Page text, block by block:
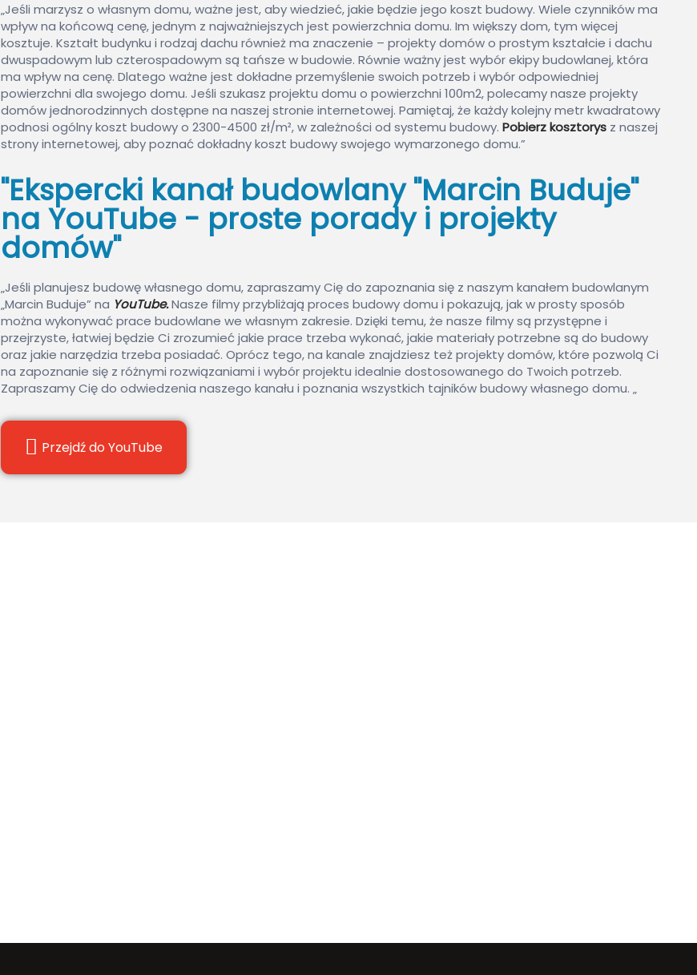
„Jeśli marzysz o własnym domu, ważne jest, aby wiedzieć, jakie będzie jego koszt budowy. Wiele czynników ma
wpływ na końcową cenę, jednym z najważniejszych jest powierzchnia domu. Im większy dom, tym więcej
kosztuje. Kształt budynku i rodzaj dachu również ma znaczenie – projekty domów o prostym kształcie i dachu
dwuspadowym lub czterospadowym są tańsze w budowie. Równie ważny jest wybór ekipy budowlanej, która
ma wpływ na cenę. Dlatego ważne jest dokładne przemyślenie swoich potrzeb i wybór odpowiedniej
powierzchni dla swojego domu. Jeśli szukasz projektu domu o powierzchni 100m2, polecamy nasze projekty
domów jednorodzinnych dostępne na naszej stronie internetowej. Pamiętaj, że każdy kolejny metr kwadratowy
podnosi ogólny koszt budowy o 2300-4500 zł/m², w zależności od systemu budowy. Pobierz kosztorysz naszej
strony internetowej, aby poznać dokładny koszt budowy swojego wymarzonego domu.”
"Ekspercki kanał budowlany "Marcin Buduje"
na YouTube - proste porady i projekty
domów"
„Jeśli planujesz budowę własnego domu, zapraszamy Cię do zapoznania się z naszym kanałem budowlanym
„Marcin Buduje” na YouTube.Nasze filmy przybliżają proces budowy domu i pokazują, jak w prosty sposób
można wykonywać prace budowlane we własnym zakresie. Dzięki temu, że nasze filmy są przystępne i
przejrzyste, łatwiej będzie Ci zrozumieć jakie prace trzeba wykonać, jakie materiały potrzebne są do budowy
oraz jakie narzędzia trzeba posiadać. Oprócz tego, na kanale znajdziesz też projekty domów, które pozwolą Ci
na zapoznanie się z różnymi rozwiązaniami i wybór projektu idealnie dostosowanego do Twoich potrzeb.
Zapraszamy Cię do odwiedzenia naszego kanału i poznania wszystkich tajników budowy własnego domu. „
Przejdź do YouTube